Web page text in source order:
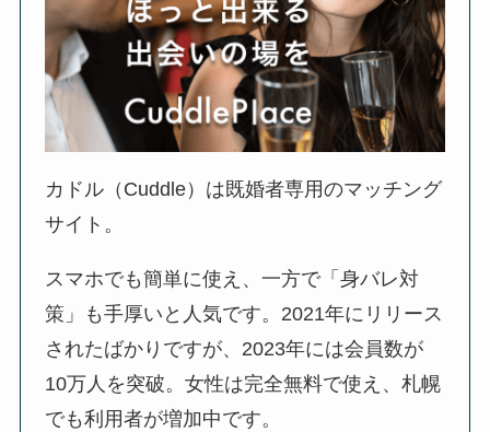
カドル（Cuddle）は既婚者専用のマッチング
サイト。
スマホでも簡単に使え、一方で「身バレ対
策」も手厚いと人気です。2021年にリリース
されたばかりですが、2023年には会員数が
10万人を突破。女性は完全無料で使え、札幌
でも利用者が増加中です。